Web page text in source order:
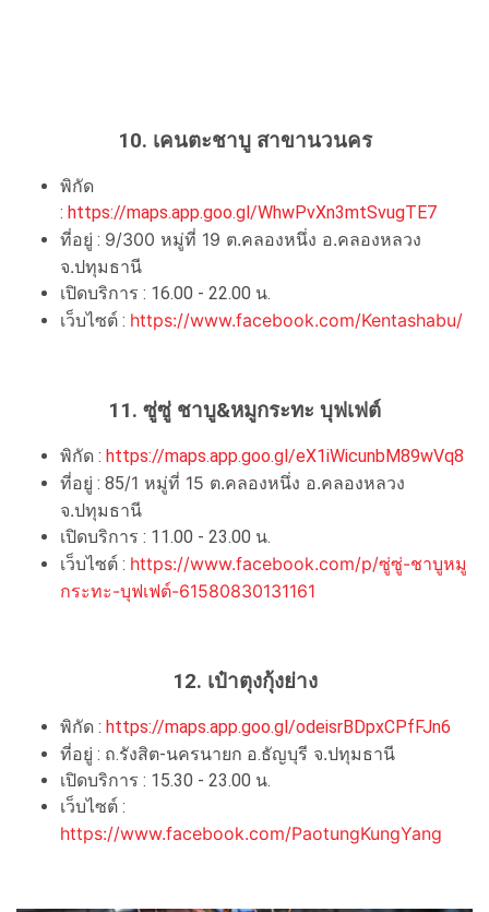
10. เคนตะชาบู สาขานวนคร
พิกัด
: https://maps.app.goo.gl/WhwPvXn3mtSvugTE7
ที่อยู่ : 9/300 หมู่ที่ 19 ต.คลองหนึ่ง อ.คลองหลวง
จ.ปทุมธานี
เปิดบริการ : 16.00 - 22.00 น.
เว็บไซต์ : https://www.facebook.com/Kentashabu/
11. ซู่ซู่ ชาบู&หมูกระทะ บุฟเฟต์
พิกัด : https://maps.app.goo.gl/eX1iWicunbM89wVq8
ที่อยู่ : 85/1 หมู่ที่ 15 ต.คลองหนึ่ง อ.คลองหลวง
จ.ปทุมธานี
เปิดบริการ : 11.00 - 23.00 น.
เว็บไซต์ : https://www.facebook.com/p/ซู่ซู่-ชาบูหมู
กระทะ-บุฟเฟต์-61580830131161
12. เป๋าตุงกุ้งย่าง
พิกัด : https://maps.app.goo.gl/odeisrBDpxCPfFJn6
ที่อยู่ : ถ.รังสิต-นครนายก อ.ธัญบุรี จ.ปทุมธานี
เปิดบริการ : 15.30 - 23.00 น.
เว็บไซต์ :
https://www.facebook.com/PaotungKungYang